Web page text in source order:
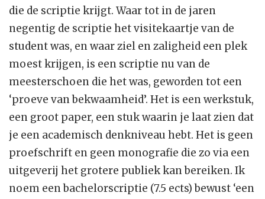
die de scriptie krijgt. Waar tot in de jaren
negentig de scriptie het visitekaartje van de
student was, en waar ziel en zaligheid een plek
moest krijgen, is een scriptie nu van de
meesterschoen die het was, geworden tot een
‘proeve van bekwaamheid’. Het is een werkstuk,
een groot paper, een stuk waarin je laat zien dat
je een academisch denkniveau hebt. Het is geen
proefschrift en geen monografie die zo via een
uitgeverij het grotere publiek kan bereiken. Ik
noem een bachelorscriptie (7.5 ects) bewust ‘een